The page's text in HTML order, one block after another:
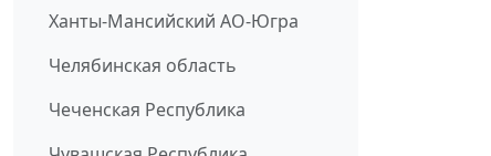
Ханты-Мансийский АО-Югра
Челябинская область
Чеченская Республика